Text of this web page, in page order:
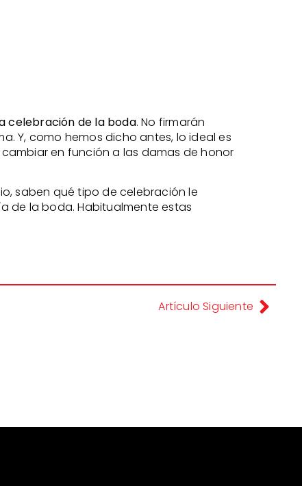
celebración de la boda. No firmarán
Y, como hemos dicho antes, lo ideal es
en función a las damas de honor
saben qué tipo de celebración le
de la boda. Habitualmente estas
Artículo Siguiente